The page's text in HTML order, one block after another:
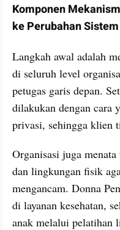
Komponen
ke Perubahan
Langkah awal adalah
di seluruh level
petugas garis depan.
dilakukan dengan cara
privasi, sehingga klien
Organisasi juga
dan lingkungan fisik
mengancam. Donna
di layanan kesehatan,
anak melalui pelatihan